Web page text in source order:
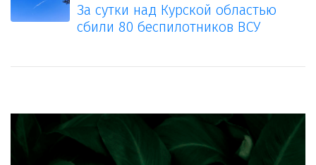
За сутки над Курской областью
сбили 80 беспилотников ВСУ